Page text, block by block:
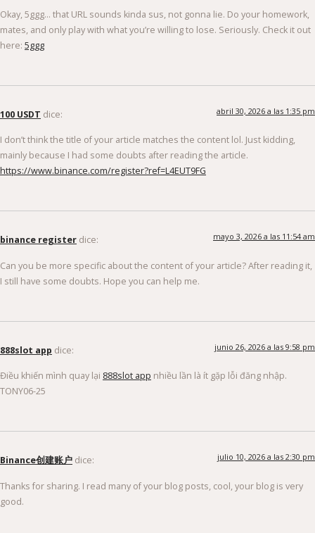
Okay, 5ggg… that URL sounds kinda sus, not gonna lie. Do your homework,
mates, and only play with what you’re willing to lose. Seriously. Check it out
here: 5ggg
100 USDT dice: abril 30, 2026 a las 1:35 pm
I don’t think the title of your article matches the content lol. Just kidding,
mainly because I had some doubts after reading the article.
https://www.binance.com/register?ref=L4EUT9FG
binance register dice: mayo 3, 2026 a las 11:54 am
Can you be more specific about the content of your article? After reading it,
I still have some doubts. Hope you can help me.
888slot app dice: junio 26, 2026 a las 9:58 pm
Điều khiến mình quay lại 888slot app nhiều lần là ít gặp lỗi đăng nhập.
TONY06-25
Binance创建账户 dice: julio 10, 2026 a las 2:30 pm
Thanks for sharing. I read many of your blog posts, cool, your blog is very
good.